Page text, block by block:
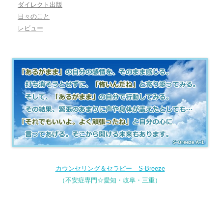
ダイレクト出版
日々のこと
レビュー
カウンセリング＆セラピー S-Breeze
（不安症専門☆愛知・岐阜・三重）